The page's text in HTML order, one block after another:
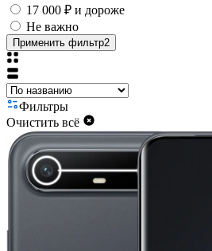
17 000 ₽ и дороже
Не важно
Применить фильтр2
Фильтры
Очистить всё